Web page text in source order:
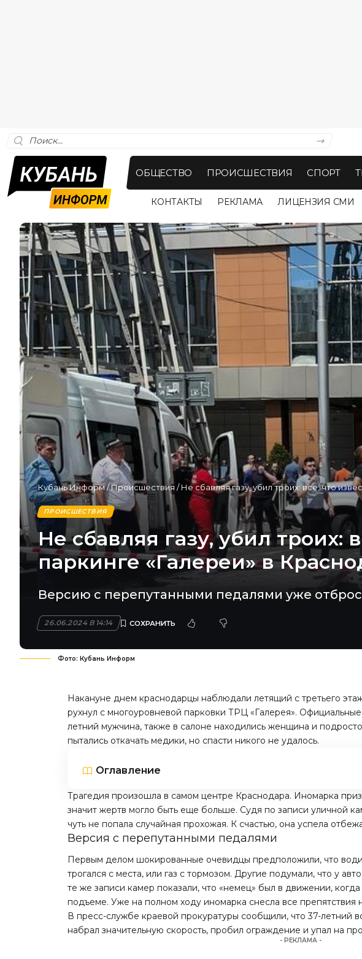
ОБЩЕСТВО ПРОИСШЕСТВИЯ СПОРТ
КОНТАКТЫ РЕКЛАМА ЛИЦЕНЗИЯ СМИ
Кубань Информ/Происшествия /Не сбавляя газу, убил троих: все, что
ПРОИСШЕСТВИЯ
Не сбавляя газу, убил троих:
паркинге «Галереи» в
Версию с перепутанными педалями уже
26.06.2024 В 14:14
Фото: Кубань Информ
Накануне днем краснодарцы наблюдали летящий с третьего
рухнул с многоуровневой парковки ТРЦ «Галерея». Официальные
летний мужчина, также в салоне находились женщина и
пытались откачать медики, но спасти никого не удалось.
Оглавление
Трагедия произошла в самом центре Краснодара. Иномарка
значит жертв могло быть еще больше. Судя по записи уличной
чуть не попала случайная прохожая. К счастью, она успела
Версия с перепутанными педалями
Первым делом шокированные очевидцы предположили, что
трогался с места, или газ с тормозом. Другие подумали, что у
те же записи камер показали, что «немец» был в движении,
подъеме. Уже на полном ходу иномарка снесла все препятствия
В пресс-службе краевой прокуратуры сообщили, что 37-летний
набрал значительную скорость, пробил ограждение и упал на
- РЕКЛАМА -